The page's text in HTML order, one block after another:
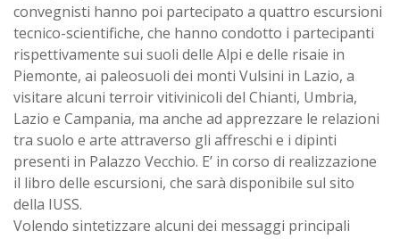
convegnisti hanno poi partecipato a quattro escursioni
tecnico-scientifiche, che hanno condotto i partecipanti
rispettivamente sui suoli delle Alpi e delle risaie in
Piemonte, ai paleosuoli dei monti Vulsini in Lazio, a
visitare alcuni terroir vitivinicoli del Chianti, Umbria,
Lazio e Campania, ma anche ad apprezzare le relazioni
tra suolo e arte attraverso gli affreschi e i dipinti
presenti in Palazzo Vecchio. E’ in corso di realizzazione
il libro delle escursioni, che sarà disponibile sul sito
della IUSS.
Volendo sintetizzare alcuni dei messaggi principali